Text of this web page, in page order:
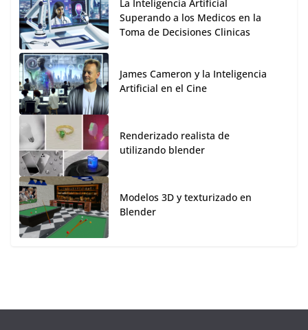
La Inteligencia Artificial
Superando a los Medicos en la
Toma de Decisiones Clinicas
James Cameron y la Inteligencia
Artificial en el Cine
Renderizado realista de
utilizando blender
Modelos 3D y texturizado en
Blender